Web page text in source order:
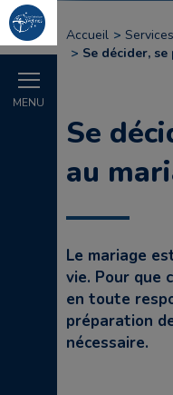
MENU
Accueil
Se décider,
Se
au
Le mariage
vie. Pour que
en toute
préparation
nécessaire.